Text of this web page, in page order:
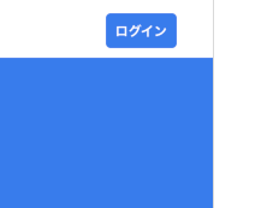
Twenty Twenty.